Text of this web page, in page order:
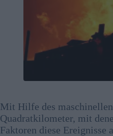
Mit Hilfe des
Quadratkilometer, mit
Faktoren diese Ereignisse